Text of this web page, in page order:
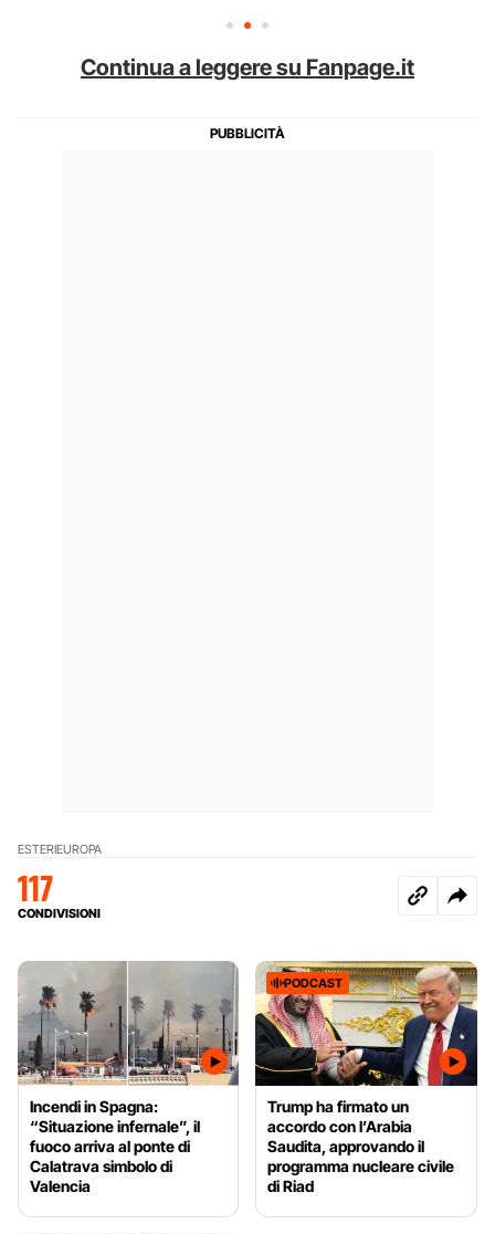
Continua a leggere su Fanpage.it
ESTERIEUROPA
117
CONDIVISIONI
Incendi in Spagna:
“Situazione infernale”, il
fuoco arriva al ponte di
Calatrava simbolo di
Valencia
PODCAST
Trump ha firmato un
accordo con l’Arabia
Saudita, approvando il
programma nucleare civile
di Riad